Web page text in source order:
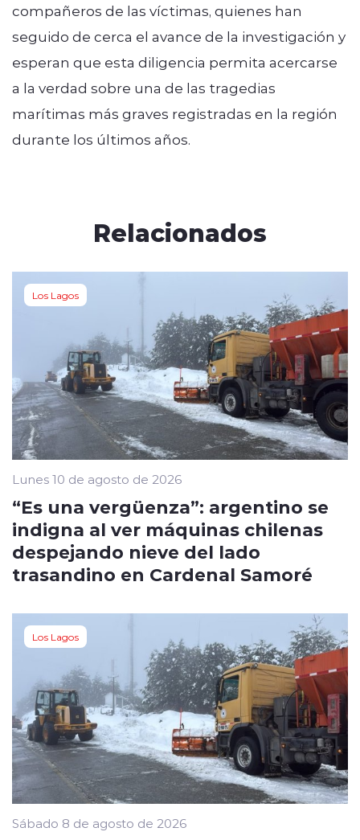
compañeros de las víctimas, quienes han
seguido de cerca el avance de la investigación y
esperan que esta diligencia permita acercarse
a la verdad sobre una de las tragedias
marítimas más graves registradas en la región
durante los últimos años.
Relacionados
Los Lagos
Lunes 10 de agosto de 2026
“Es una vergüenza”: argentino se
indigna al ver máquinas chilenas
despejando nieve del lado
trasandino en Cardenal Samoré
Los Lagos
Sábado 8 de agosto de 2026